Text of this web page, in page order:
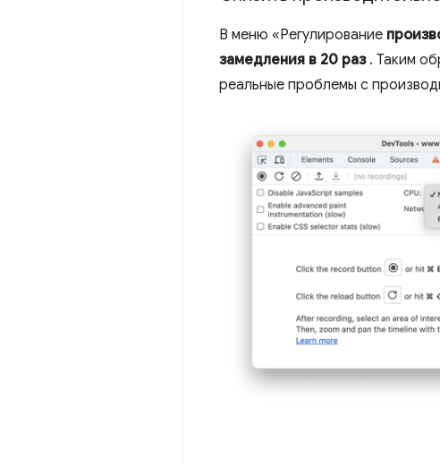
В меню «Регулирование
замедления в 20 раз. Таким
реальные проблемы с